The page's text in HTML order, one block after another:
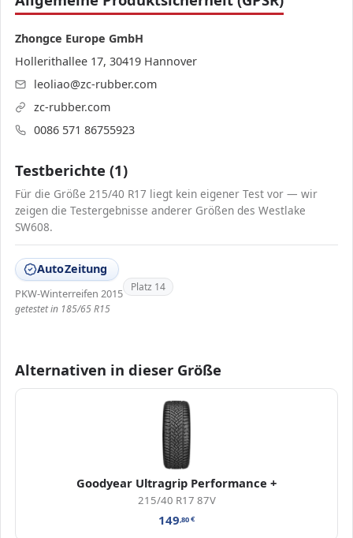
Zhongce Europe GmbH
Hollerithallee 17, 30419 Hannover
leoliao@zc-rubber.com
zc-rubber.com
0086 571 86755923
Testberichte (1)
Für die Größe 215/40 R17 liegt kein eigener Test vor — wir
zeigen die Testergebnisse anderer Größen des Westlake
SW608.
AutoZeitung
PKW-Winterreifen 2015
getestet in 185/65 R15
Platz 14
Alternativen in dieser Größe
Goodyear Ultragrip Performance +
215/40 R17 87V
149,80€